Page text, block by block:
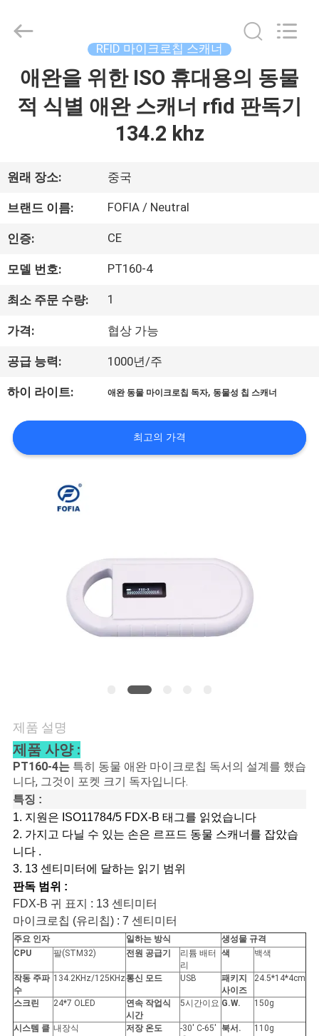
동
영
상
우
리
에
대
하
여
리
연
락
주
세
요
뉴
스
인
2017
Technology
Rights
RFID 마이크로칩 스캐너
애완을 위한 ISO 휴대용의 동물
적 식별 애완 스캐너 rfid 판독기
134.2 khz
원래 장소: 중국
브랜드 이름: FOFIA / Neutral
인증: CE
모델 번호: PT160-4
최소 주문 수량: 1
가격: 협상 가능
공급 능력: 1000년/주
하이 라이트: 애완 동물 마이크로칩 독자, 동물성 칩 스캐너
최고의 가격
제품 설명
제품 사양 :
PT160-4는특히 동물 애완 마이크로칩 독서의 설계를 했습
니다, 그것이 포켓 크기 독자입니다.
특징 :
1. 지원은 ISO11784/5 FDX-B 태그를 읽었습니다
2. 가지고 다닐 수 있는 손은 르프드 동물 스캐너를 잡았습
니다 .
3. 13 센티미터에 달하는 읽기 범위
판독 범위 :
FDX-B 귀 표지 : 13 센티미터
마이크로칩 (유리칩) : 7 센티미터
주요 인자 일하는 방식
생성물 규격
CPU
팔(STM32) 전원 공급기
리튬 배터
리
색 백색
작동 주파
수
134.2KHz/125KHz통신 모드 USB
패키지
사이즈
24.5*14*4cm
스크린 24*7 OLED
연속 작업식
시간
5시간이요 G.W. 150g
시스템 클 내장식 저장 온도
-30' C-65'
북서. 110g